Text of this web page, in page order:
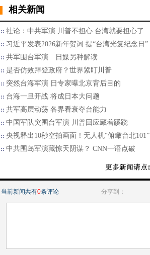
相关新闻
社论：中共军演 川普不担心 台湾就要担心了
习近平发表2026新年贺词 提“台湾光复纪念日”
共军围台军演 日媒另种解读
是否仿效拜登政府？世界紧盯川普
突然台海军演 日专家曝北京背后目的
台海一旦开战 将成日本大问题
​共军高层动荡 各界看衰夺台能力
中国军队突围台军演 川普回应藏着蹊跷
央视释出10秒空拍画面！无人机“俯瞰台北101”
中共围岛军演藏惊天阴谋？ CNN一语点破
当前新闻共有0条评论 分享到：